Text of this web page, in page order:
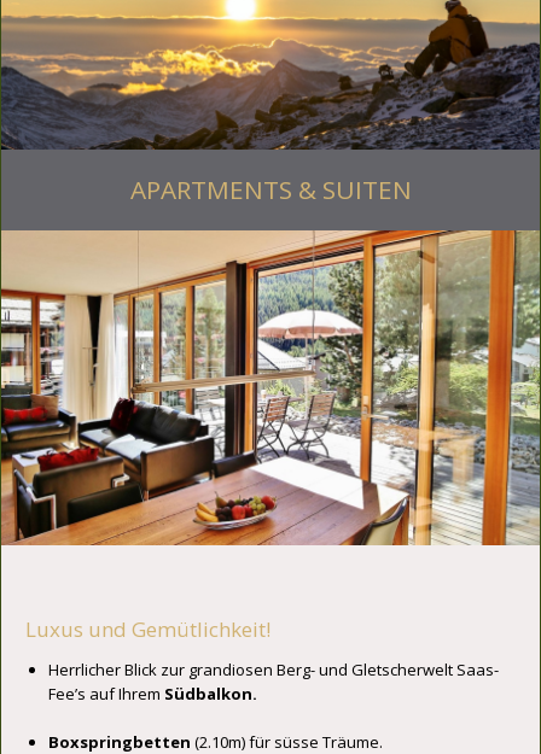
APARTMENTS & SUITEN
Luxus und Gemütlichkeit!
Herrlicher Blick zur grandiosen Berg- und Gletscherwelt Saas-
Fee’s auf Ihrem Südbalkon.
Boxspringbetten (2.10m) für süsse Träume.